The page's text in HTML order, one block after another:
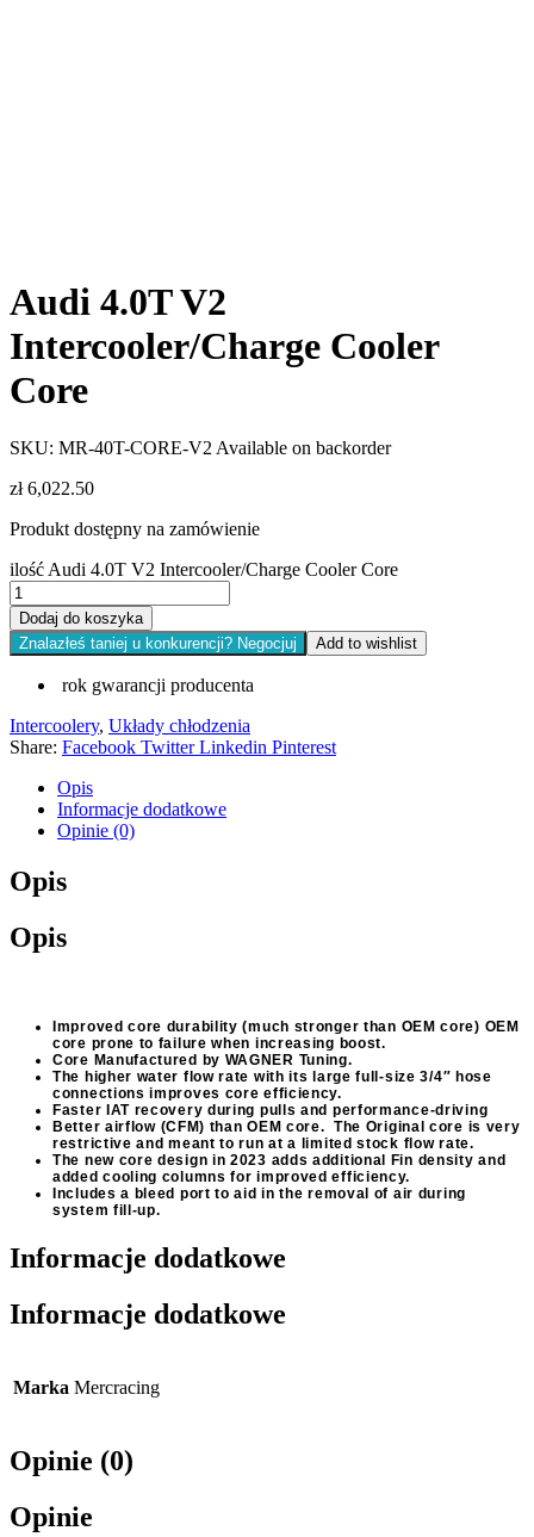
Audi 4.0T V2
Intercooler/Charge Cooler
Core
SKU: MR-40T-CORE-V2 Available on backorder
zł6,022.50
Produkt dostępny na zamówienie
ilość Audi 4.0T V2 Intercooler/Charge Cooler Core
Dodaj do koszyka
Znalazłeś taniej u konkurencji? Negocjuj
Add to wishlist
rok gwarancji producenta
Intercoolery, Układy chłodzenia
Share: Facebook Twitter Linkedin Pinterest
Opis
Informacje dodatkowe
Opinie (0)
Opis
Opis
Improved core durability (much stronger than OEM core) OEM
core prone to failure when increasing boost.
Core Manufactured by WAGNER Tuning.
The higher water flow rate with its large full-size 3/4″ hose
connections improves core efficiency.
Faster IAT recovery during pulls and performance-driving
Better airflow (CFM) than OEM core. The Original core is very
restrictive and meant to run at a limited stock flow rate.
The new core design in 2023 adds additional Fin density and
added cooling columns for improved efficiency.
Includes a bleed port to aid in the removal of air during
system fill-up.
Informacje dodatkowe
Informacje dodatkowe
Marka Mercracing
Opinie (0)
Opinie